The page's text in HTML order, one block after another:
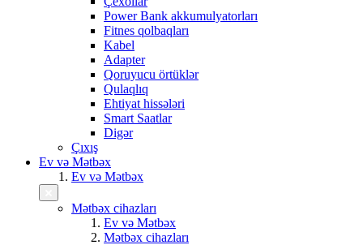
Power Bank akkumulyatorları
Fitnes qolbaqları
Kabel
Adapter
Qoruyucu örtüklər
Qulaqlıq
Ehtiyat hissələri
Smart Saatlar
Digər
Çıxış
Ev və Mətbəx
Ev və Mətbəx
Mətbəx cihazları
Ev və Mətbəx
Mətbəx cihazları